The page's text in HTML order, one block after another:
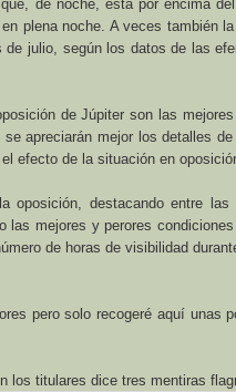
que, de noche, está por encima
plena noche. A veces también
julio, según los datos de las
de Júpiter son las
apreciarán mejor los detalles
efecto de la situación en
oposición, destacando entre
mejores y perores
de horas de visibilidad
pero solo recogeré aquí unas
los titulares dice tres mentiras